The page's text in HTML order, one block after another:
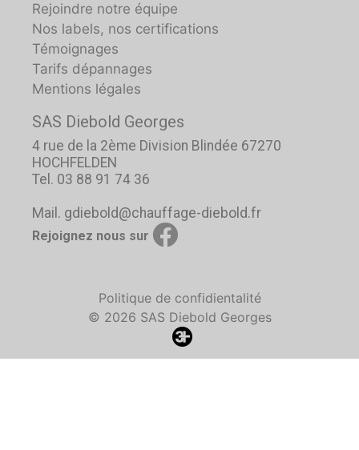
Rejoindre notre équipe
Nos labels, nos certifications
Témoignages
Tarifs dépannages
Mentions légales
SAS Diebold Georges
4 rue de la 2ème Division Blindée 67270
HOCHFELDEN
Tel. 03 88 91 74 36
Mail. gdiebold@chauffage-diebold.fr
Rejoignez nous sur
Politique de confidientalité
© 2026 SAS Diebold Georges